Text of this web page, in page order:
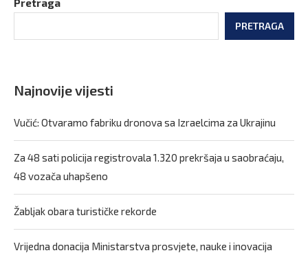
Pretraga
PRETRAGA
Najnovije vijesti
Vučić: Otvaramo fabriku dronova sa Izraelcima za Ukrajinu
Za 48 sati policija registrovala 1.320 prekršaja u saobraćaju,
48 vozača uhapšeno
Žabljak obara turističke rekorde
Vrijedna donacija Ministarstva prosvjete, nauke i inovacija